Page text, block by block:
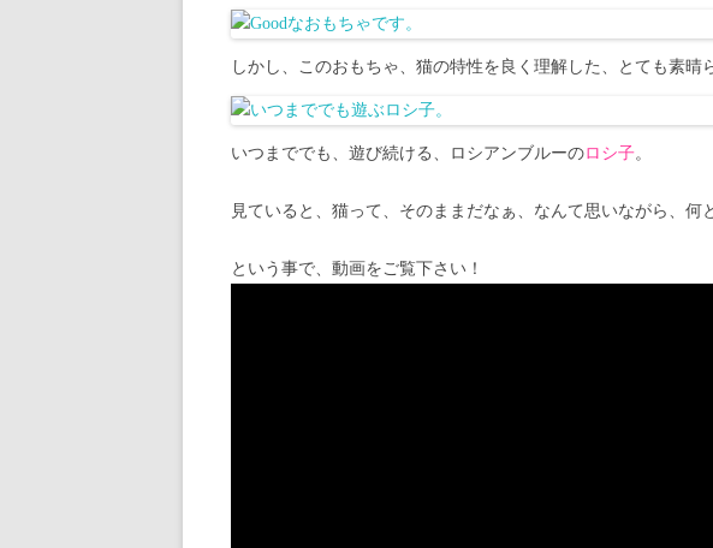
しかし、このおもちゃ、猫の特性を良く理解した、とても素晴
いつまででも、遊び続ける、ロシアンブルーのロシ子。
見ていると、猫って、そのままだなぁ、なんて思いながら、何
という事で、動画をご覧下さい！